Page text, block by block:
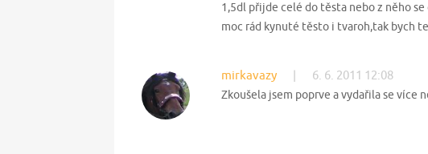
1,5dl přijde celé do těsta nebo z něho
moc rád kynuté těsto i tvaroh,tak bych
mirkavazy 6. 6. 2011 12:08
Zkoušela jsem poprve a vydařila se více